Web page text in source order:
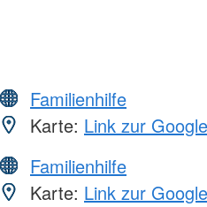
Familienhilfe
Karte: Link zur
Familienhilfe
Karte: Link zur